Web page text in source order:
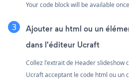
Your code block will be available
Ajouter au html ou un
dans l'éditeur Ucraft
Collez l'extrait de Header slideshow
Ucraft acceptant le code html ou un